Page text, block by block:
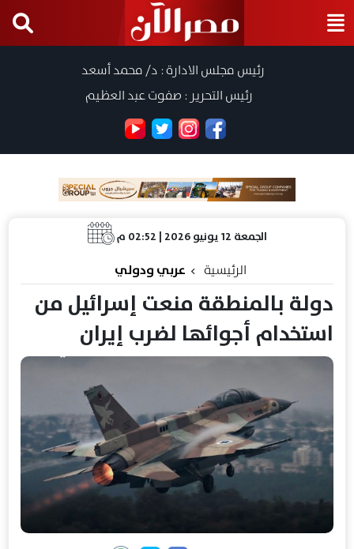
رئيس مجلس الادارة : د/ محمد أسعد
رئيس التحرير : صفوت عبد العظيم
الجمعة 12 يونيو 2026 | 02:52 م
الرئيسية عربي ودولي
دولة بالمنطقة منعت إسرائيل من
استخدام أجوائها لضرب إيران